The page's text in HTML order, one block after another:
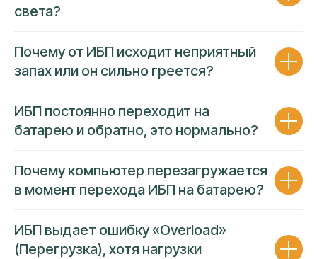
света?
Почему от ИБП исходит неприятный
запах или он сильно греется?
ИБП постоянно переходит на
батарею и обратно, это нормально?
Почему компьютер перезагружается
в момент перехода ИБП на батарею?
ИБП выдает ошибку «Overload»
(Перегрузка), хотя нагрузки
За каждым направлением закреплен
надежности усулуг